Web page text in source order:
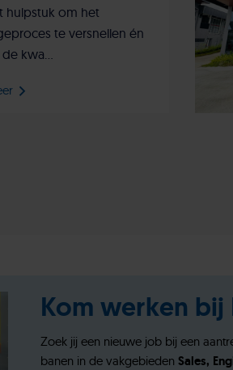
hulpstuk om het
te versnellen én
kwa...
Kom werken bij
Zoek jij een nieuwe job bij een
banen in de vakgebieden Sales,